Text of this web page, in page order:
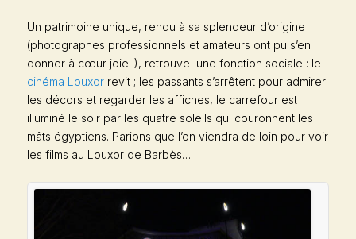
Un patrimoine unique, rendu à sa splendeur d’origine
(photographes professionnels et amateurs ont pu s’en
donner à cœur joie !), retrouve une fonction sociale : le
cinéma Louxor revit ; les passants s’arrêtent pour admirer
les décors et regarder les affiches, le carrefour est
illuminé le soir par les quatre soleils qui couronnent les
mâts égyptiens. Parions que l’on viendra de loin pour voir
les films au Louxor de Barbès…